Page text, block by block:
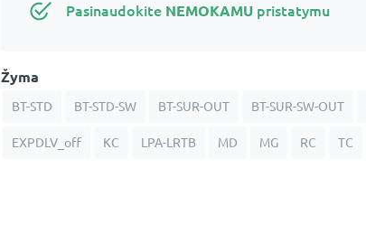
Pasinaudokite NEMOKAMU pristatymu
Žyma
BT-STD BT-STD-SW BT-SUR-OUT BT-SUR-SW-OUT
EXPDLV_off KC LPA-LRTB MD MG RC TC